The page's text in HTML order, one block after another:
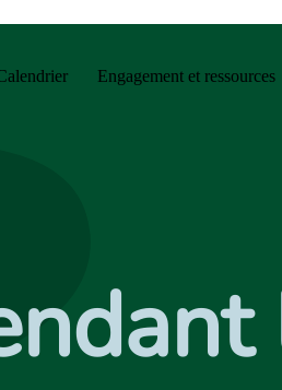
Engagement et ressources